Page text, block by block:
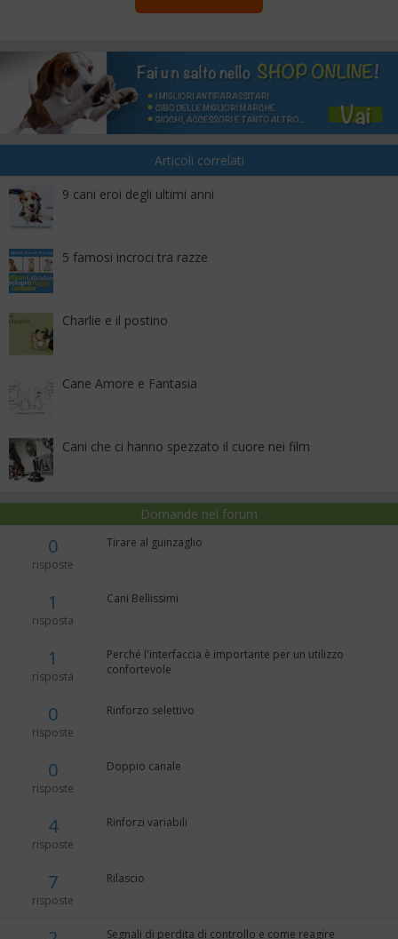
Articoli correlati
9 cani eroi degli ultimi anni
5 famosi incroci tra razze
Charlie e il postino
Cane Amore e Fantasia
Cani che ci hanno spezzato il cuore nei film
Domande nel forum
0
risposte
Tirare al guinzaglio
1
risposta
Cani Bellissimi
1
risposta
Perché l'interfaccia è importante per un utilizzo
confortevole
0
risposte
Rinforzo selettivo
0
risposte
Doppio canale
4
risposte
Rinforzi variabili
7
risposte
Rilascio
Segnali di perdita di controllo e come reagire